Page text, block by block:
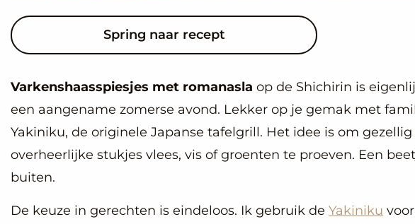
Spring naar recept
Varkenshaasspiesjes met romanasla op de Shichirin is
een aangename zomerse avond. Lekker op je gemak met
Yakiniku, de originele Japanse tafelgrill. Het idee is om gezellig
overheerlijke stukjes vlees, vis of groenten te proeven. Een
buiten.
De keuze in gerechten is eindeloos. Ik gebruik de Yakiniku